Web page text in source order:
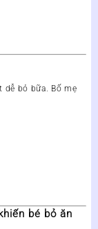
dễ bỏ bữa. Bố mẹ
bé bỏ ăn